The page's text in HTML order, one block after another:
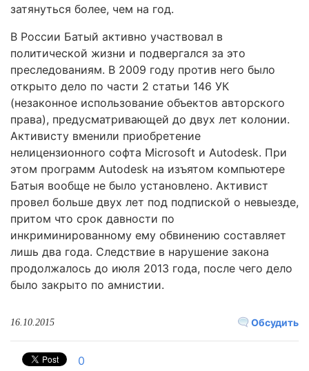
затянуться более, чем на год.
В России Батый активно участвовал в
политической жизни и подвергался за это
преследованиям. В 2009 году против него было
открыто дело по части 2 статьи 146 УК
(незаконное использование объектов авторского
права), предусматривающей до двух лет колонии.
Активисту вменили приобретение
нелицензионного софта Microsoft и Autodesk. При
этом программ Autodesk на изъятом компьютере
Батыя вообще не было установлено. Активист
провел больше двух лет под подпиской о невыезде,
притом что срок давности по
инкриминированному ему обвинению составляет
лишь два года. Следствие в нарушение закона
продолжалось до июля 2013 года, после чего дело
было закрыто по амнистии.
Обсудить
16.10.2015
0